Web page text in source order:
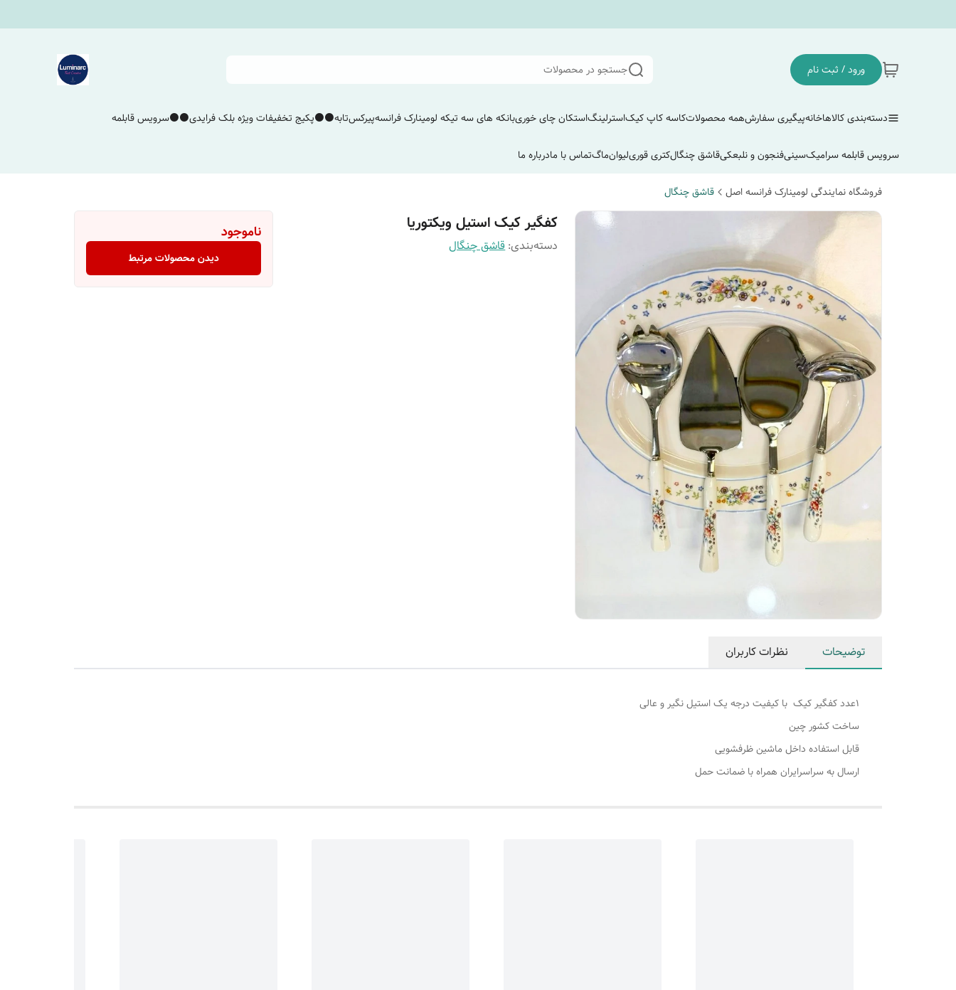
ورود / ثبت نام جستجو در محصولات
دسته‌بندی کالاهاخانهپیگیری سفارشهمه محصولاتکاسه کاپ کیکاسترلینگاستکان چای خوریبانکه های سه تیکه لومینارک فرانسهپیرکستابه⚫️⚫️پکیج تخفیفات ویژه بلک فرایدی⚫️⚫️سرویس قابلمه
سرویس قابلمه سرامیکسینیفنجون و نلبعکیقاشق چنگالکتری قوریلیوانماگتماس با مادرباره ما
فروشگاه نمایندگی لومینارک فرانسه اصل قاشق چنگال
کفگیر کیک استیل ویکتوریا
دسته‌بندی:قاشق چنگال
ناموجود
دیدن محصولات مرتبط
توضیحات نظرات کاربران
۱عدد کفگیر کیک با کیفیت درجه یک استیل نگیر و عالی
ساخت کشور چین
قابل استفاده داخل ماشین ظرفشویی
ارسال به سراسرایران همراه با ضمانت حمل